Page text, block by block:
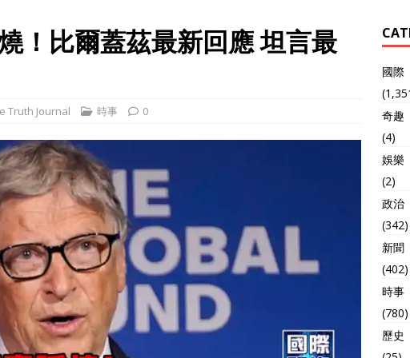
！比爾蓋茲最新回應 坦言最
Truth Journal 時事 0
國際
奇趣
(4)
娛樂
(2)
政治
(342)
新聞
(402)
時事
(780)
歷史